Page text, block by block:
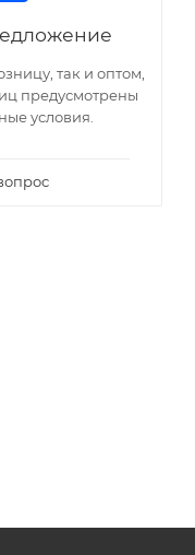
так и оптом,
предусмотрены
условия.